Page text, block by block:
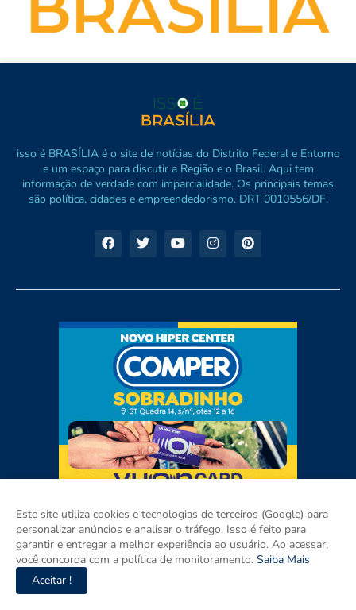
isso é BRASÍLIA é o site de notícias do Distrito Federal e Entorno
e um espaço para discutir a Região e o Brasil. Aqui tem
informação de verdade com imparcialidade. Os principais temas
são política, cidades e empreendedorismo. DRT 0010556/DF.
Este site utiliza cookies e tecnologias de terceiros (Google) para
personalizar anúncios e analisar o tráfego. Isso é feito para
garantir e entregar a melhor experiência ao usuário. Ao acessar,
você concorda com a política de monitoramento. Saiba Mais
Aceitar !